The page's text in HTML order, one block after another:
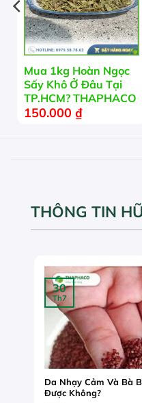
Mua 1kg Hoàn Ngọc
Sấy Khô Ở Đâu Tại
TP.HCM? THAPHACO
150.000 ₫
THÔNG TIN
Da Nhạy Cảm Và Bà
Được Không?
30
Th7